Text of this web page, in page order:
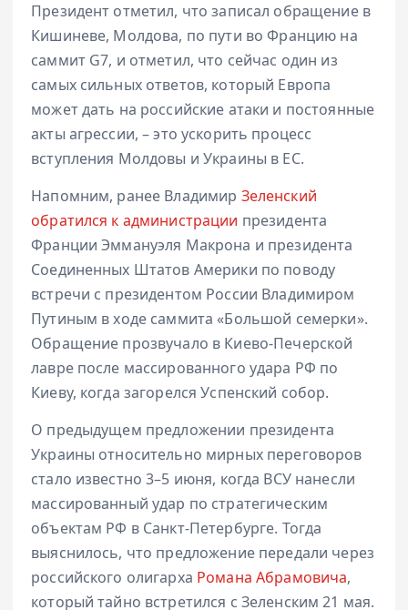
Президент отметил, что записал обращение в
Кишиневе, Молдова, по пути во Францию на
саммит G7, и отметил, что сейчас один из
самых сильных ответов, который Европа
может дать на российские атаки и постоянные
акты агрессии, – это ускорить процесс
вступления Молдовы и Украины в ЕС.
Напомним, ранее Владимир Зеленский
обратился к администрации президента
Франции Эммануэля Макрона и президента
Соединенных Штатов Америки по поводу
встречи с президентом России Владимиром
Путиным в ходе саммита «Большой семерки».
Обращение прозвучало в Киево-Печерской
лавре после массированного удара РФ по
Киеву, когда загорелся Успенский собор.
О предыдущем предложении президента
Украины относительно мирных переговоров
стало известно 3–5 июня, когда ВСУ нанесли
массированный удар по стратегическим
объектам РФ в Санкт-Петербурге. Тогда
выяснилось, что предложение передали через
российского олигарха Романа Абрамовича,
который тайно встретился с Зеленским 21 мая.